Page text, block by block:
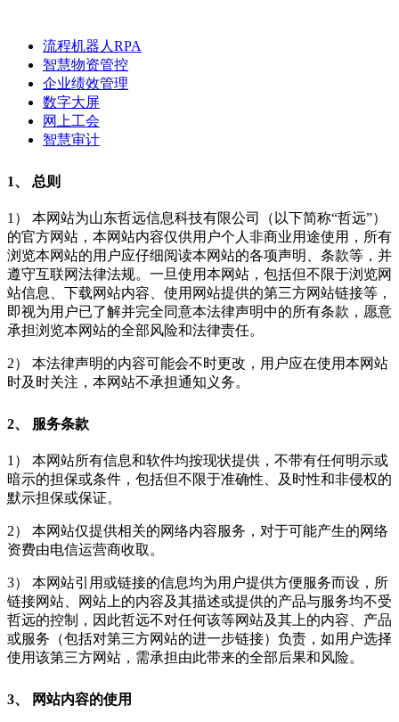
流程机器人RPA
智慧物资管控
企业绩效管理
数字大屏
网上工会
智慧审计
1、 总则
1） 本网站为山东哲远信息科技有限公司（以下简称“哲远”）
的官方网站，本网站内容仅供用户个人非商业用途使用，所有
浏览本网站的用户应仔细阅读本网站的各项声明、条款等，并
遵守互联网法律法规。一旦使用本网站，包括但不限于浏览网
站信息、下载网站内容、使用网站提供的第三方网站链接等，
即视为用户已了解并完全同意本法律声明中的所有条款，愿意
承担浏览本网站的全部风险和法律责任。
2） 本法律声明的内容可能会不时更改，用户应在使用本网站
时及时关注，本网站不承担通知义务。
2、 服务条款
1） 本网站所有信息和软件均按现状提供，不带有任何明示或
暗示的担保或条件，包括但不限于准确性、及时性和非侵权的
默示担保或保证。
2） 本网站仅提供相关的网络内容服务，对于可能产生的网络
资费由电信运营商收取。
3） 本网站引用或链接的信息均为用户提供方便服务而设，所
链接网站、网站上的内容及其描述或提供的产品与服务均不受
哲远的控制，因此哲远不对任何该等网站及其上的内容、产品
或服务（包括对第三方网站的进一步链接）负责，如用户选择
使用该第三方网站，需承担由此带来的全部后果和风险。
3、 网站内容的使用